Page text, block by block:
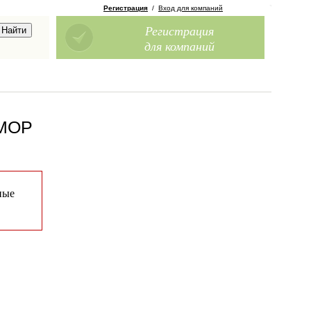
Регистрация / Вход для компаний
Регистрация
для компаний